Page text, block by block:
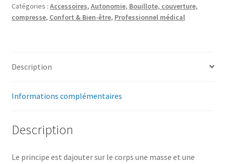
Catégories : Accessoires, Autonomie, Bouillote, couverture,
compresse, Confort & Bien-être, Professionnel médical
Description
Informations complémentaires
Description
Le principe est dajouter sur le corps une masse et une